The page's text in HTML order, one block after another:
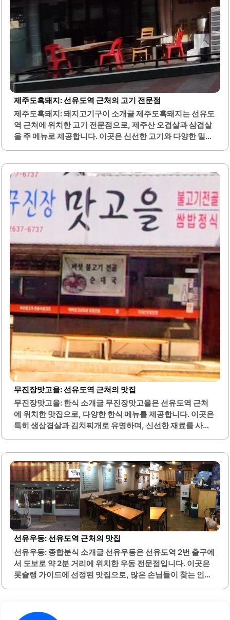
제주도흑돼지: 선유도역 근처의 고기 전문점
제주도흑돼지: 돼지고기구이 소개글 제주도흑돼지는 선유도
역 근처에 위치한 고기 전문점으로, 제주산 오겹살과 삼겹살
을 주 메뉴로 제공합니다. 이곳은 신선한 고기와 다양한 밑반
족스러운 식사를 제공합니다.또한, 고기와 함께 제공되는 신
맛을 더할 수 있습니다. 제주도흑돼지에서는 볶음밥도 인기
메뉴 중 하나로, 남은 고기와 야채를 활용하여 맛있게 볶아내
어 제공합니다. 이곳의 분위기는 아늑하고 편안하여 회식이
나 가족 모임에 적합합니다.주차 공간도 마련되어 있어 접근
문객들에게 긍정적인 경험을 제공합니다. 제주도흑돼지는
지역 주민들뿐만 아니라 외부 손님들에게도 인기가 있으며,
부담 없는 가격으로 고품질의 음식을 즐길 수..
무진장맛고을: 선유도역 근처의 맛집
무진장맛고을: 한식 소개글 무진장맛고을은 선유도역 근처
에 위치한 맛집으로, 다양한 한식 메뉴를 제공합니다. 이곳은
특히 생삼겹살과 김치찌개로 유명하며, 신선한 재료를 사용
한, 된장찌개는 공기밥과 함께 제공되어 식사를 더욱 풍성하
게 만들어 줍니다. 무진장맛고을은 아침 조식 메뉴도 준비되
어 있어, 하루를 시작하는 데 적합한 장소입니다. 이곳은 단체
모임에도 적합하여, 여러 명이 함께 방문하여 즐길 수 있는 공
간을 제공합니다.사장님의 친절한 서비스는 손님들에게 편
안한 분위기를 조성합니다. 고기의 질이 우수하여, 삼겹살은
부드럽고 풍미가 뛰어납니다. 제육볶음과 같은 다른 메뉴도
인기가 있으며, 다양한 반찬과 함께 즐길 수 있습니다.이곳은
동네 주민들에게 사랑받는 로컬 맛집으로, 항상 많은 손님들
로 북적입니다. 무진장맛고을은..
선유우동: 선유도역 근처의 맛집
선유우동: 종합분식 소개글 선유우동은 선유도역 2번 출구에
서 도보로 약 2분 거리에 위치한 우동 전문점입니다. 이곳은
롯슐랭 가이드에 선정된 맛집으로, 많은 손님들이 찾는 인기